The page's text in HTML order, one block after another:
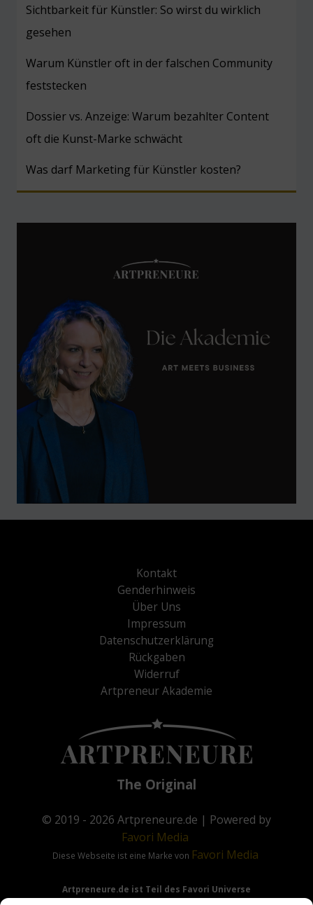
Sichtbarkeit für Künstler: So wirst du wirklich
gesehen
Warum Künstler oft in der falschen Community
feststecken
Dossier vs. Anzeige: Warum bezahlter Content
oft die Kunst-Marke schwächt
Was darf Marketing für Künstler kosten?
Kontakt
Genderhinweis
Über Uns
Impressum
Datenschutzerklärung
Rückgaben
Widerruf
Artpreneur Akademie
The Original
© 2019 - 2026 Artpreneure.de | Powered by
Favori Media
Diese Webseite ist eine Marke von Favori Media
Artpreneure.de ist Teil des Favori Universe